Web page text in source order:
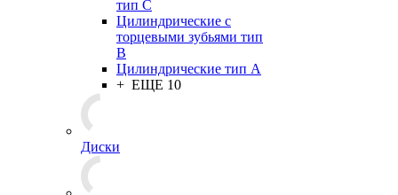
тип C
Цилиндрические с
торцевыми зубьями тип
B
Цилиндрические тип А
+ ЕЩЕ 10
Диски